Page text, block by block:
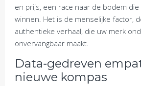
en prijs, een race naar de bodem
winnen. Het is de menselijke factor,
authentieke verhaal, die uw merk
onvervangbaar maakt.
Data-gedreven
nieuwe kompas